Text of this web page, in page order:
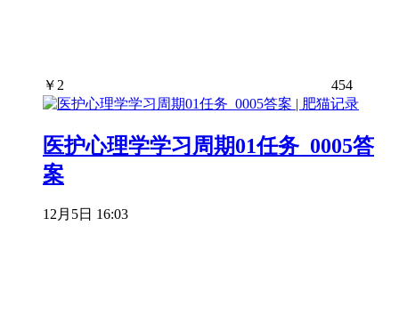
￥ 2 454
医护心理学学习周期01任务_0005答
案
12月5日 16:03